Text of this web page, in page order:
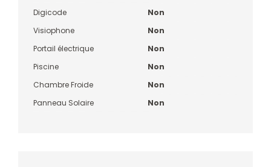
Digicode
Non
Visiophone
Non
Portail électrique
Non
Piscine
Non
Chambre Froide
Non
Panneau Solaire
Non